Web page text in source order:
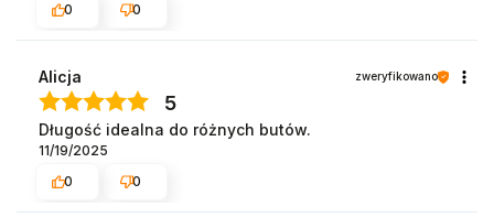
0
0
Alicja zweryfikowano
5
Długość idealna do różnych butów.
11/19/2025
0
0